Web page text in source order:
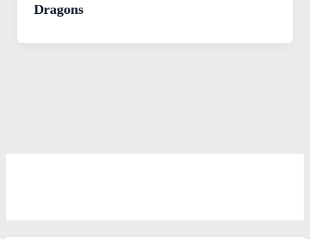
Dragons